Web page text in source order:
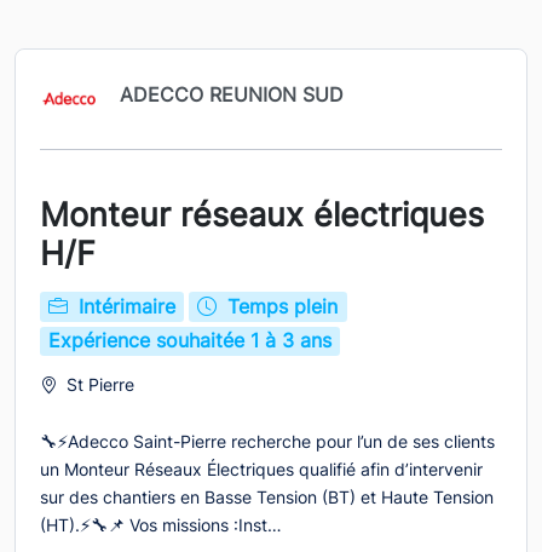
ADECCO REUNION SUD
Monteur réseaux électriques
H/F
Intérimaire
Temps plein
Expérience souhaitée 1 à 3 ans
St Pierre
🔧⚡Adecco Saint-Pierre recherche pour l’un de ses clients
un Monteur Réseaux Électriques qualifié afin d’intervenir
sur des chantiers en Basse Tension (BT) et Haute Tension
(HT).⚡🔧📌 Vos missions :Inst…